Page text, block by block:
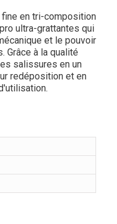
fine en tri-composition
ultra-grattantes qui
et le pouvoir
à la qualité
salissures en un
redéposition et en